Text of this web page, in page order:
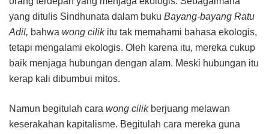
yang ditulis Sindhunata dalam buku Bayang-bayang Ratu
Adil, bahwa wong cilikitu tak memahami bahasa ekologis,
tetapi mengalami ekologis. Oleh karena itu, mereka cukup
baik menjaga hubungan dengan alam. Meski hubungan itu
kerap kali dibumbui mitos.
Namun begitulah cara wong cilikberjuang melawan
keserakahan kapitalisme. Begitulah cara mereka guna